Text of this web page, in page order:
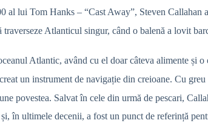
al lui Tom Hanks – “Cast Away”, Steven Callahan
Atlanticul singur, când o balenă a lovit
Atlantic, având cu el doar câteva alimente și o
un instrument de navigație din creioane. Cu
povestea. Salvat în cele din urmă de pescari,
în ultimele decenii, a fost un punct de referință